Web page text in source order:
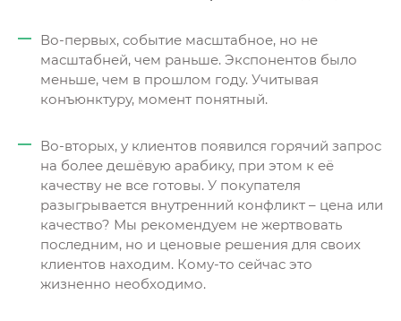
Во-первых, событие масштабное, но не
масштабней, чем раньше. Экспонентов было
меньше, чем в прошлом году. Учитывая
конъюнктуру, момент понятный.
Во-вторых, у клиентов появился горячий запрос
на более дешёвую арабику, при этом к её
качеству не все готовы. У покупателя
разыгрывается внутренний конфликт – цена или
качество? Мы рекомендуем не жертвовать
последним, но и ценовые решения для своих
клиентов находим. Кому-то сейчас это
жизненно необходимо.